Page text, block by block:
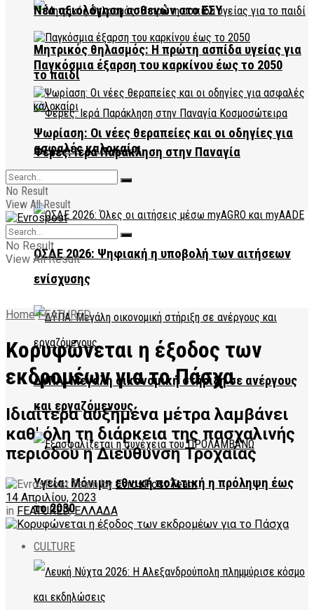
Μητρικός θηλασμός: Η πρώτη ασπίδα υγείας για
το παιδί
Φέρες: Ιερά Παράκληση στην Παναγία
Κοσμοσώτειρα
ΟΣΔΕ 2026: Ψηφιακή η υποβολή των αιτήσεων
ενίσχυσης
ΔΥΠΑ: Μεγάλη οικονομική στήριξη σε ανέργους
και εργαζόμενους
Υγεία: Μόνιμη εθνική πολιτική η πρόληψη έως
το 2030
CULTURE
Νέα αξιολόγηση ασθενών στο ΕΣΥ
Παγκόσμια έξαρση του καρκίνου έως το 2050
Ψωρίαση: Οι νέες θεραπείες και οι οδηγίες για
ασφαλές καλοκαίρι
No Result
View All Result
No Result
View All Result
Home FEATURED
Κορυφώνεται η έξοδος των
εκδρομέων για το Πάσχα
Ιδιαίτερα αυξημένα μέτρα λαμβάνει
καθ' όλη τη διάρκεια της πασχαλινής
περιόδου η Διεύθυνση Τροχαίας
by EvrosPost Team
14 Απριλίου, 2023
in FEATURED,ΕΛΛΑΔΑ